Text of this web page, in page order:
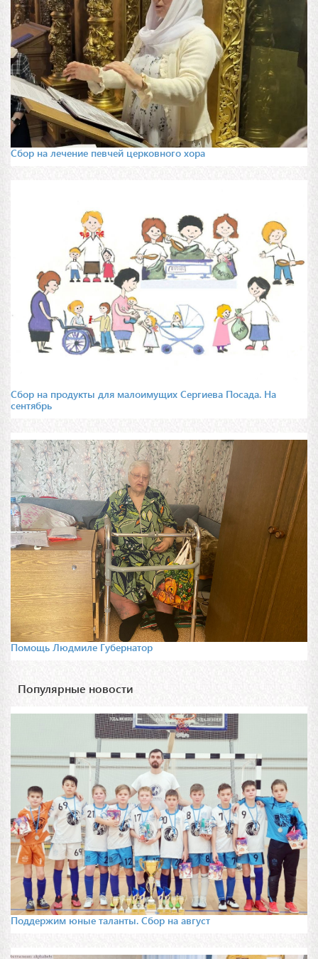
Сбор на лечение певчей церковного хора
Сбор на продукты для малоимущих Сергиева Посада. На
сентябрь
Помощь Людмиле Губернатор
Популярные новости
Поддержим юные таланты. Сбор на август